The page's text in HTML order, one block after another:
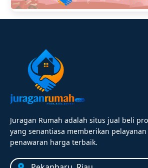
Juragan Rumah adalah situs jual beli
yang senantiasa memberikan
penawaran harga terbaik.